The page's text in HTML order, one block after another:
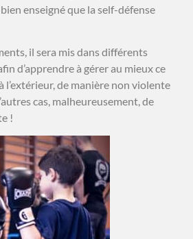
enseigné que la self-défense
il sera mis dans différents
d’apprendre à gérer au mieux ce
l’extérieur, de manière non violente
cas, malheureusement, de
!